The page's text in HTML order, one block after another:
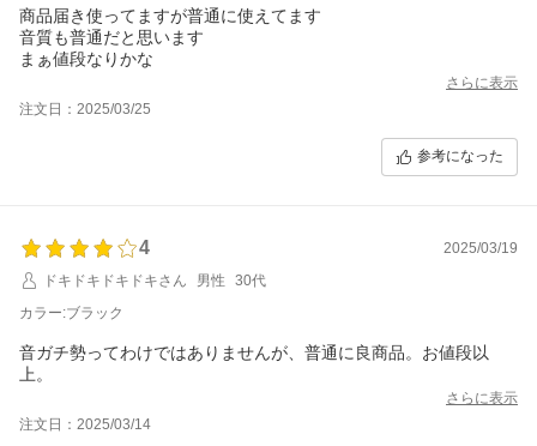
商品届き使ってますが普通に使えてます
音質も普通だと思います
まぁ値段なりかな
さらに表示
注文日：2025/03/25
参考になった
4
2025/03/19
ドキドキドキドキさん
男性
30代
カラー:ブラック
音ガチ勢ってわけではありませんが、普通に良商品。お値段以
上。
さらに表示
注文日：2025/03/14